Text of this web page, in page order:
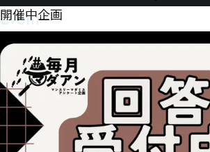
Event
開催中企画